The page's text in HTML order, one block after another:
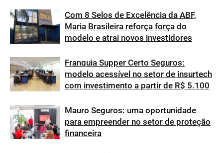
Com 8 Selos de Excelência da ABF,
Maria Brasileira reforça força do
modelo e atrai novos investidores
Franquia Supper Certo Seguros:
modelo acessível no setor de insurtech
com investimento a partir de R$ 5.100
Mauro Seguros: uma oportunidade
para empreender no setor de proteção
financeira